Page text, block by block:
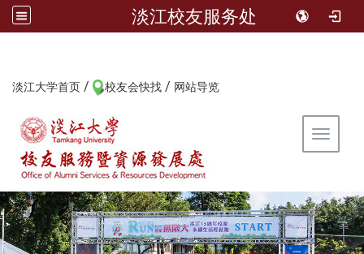
淡江校友服务处
淡江大学首页 / 校友会快找 / 网站导览
Toggle